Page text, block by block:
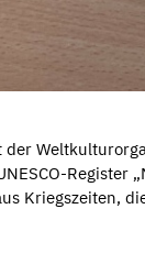
der
Register
Kriegszeiten,